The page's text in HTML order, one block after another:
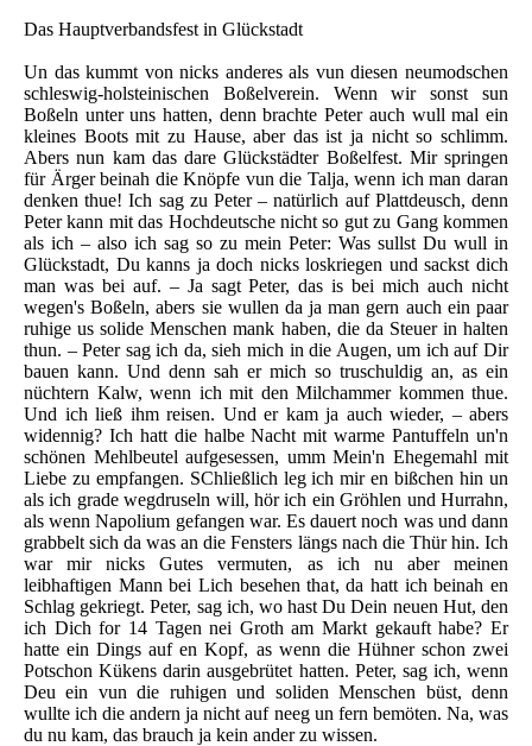
Das Hauptverbandsfest in Glückstadt
Un das kummt von nicks anderes als vun diesen neumodschen
schleswig-holsteinischen Boßelverein. Wenn wir sonst sun
Boßeln unter uns hatten, denn brachte Peter auch wull mal ein
kleines Boots mit zu Hause, aber das ist ja nicht so schlimm.
Abers nun kam das dare Glückstädter Boßelfest. Mir springen
für Ärger beinah die Knöpfe vun die Talja, wenn ich man daran
denken thue! Ich sag zu Peter – natürlich auf Plattdeusch, denn
Peter kann mit das Hochdeutsche nicht so gut zu Gang kommen
als ich – also ich sag so zu mein Peter: Was sullst Du wull in
Glückstadt, Du kanns ja doch nicks loskriegen und sackst dich
man was bei auf. – Ja sagt Peter, das is bei mich auch nicht
wegen's Boßeln, abers sie wullen da ja man gern auch ein paar
ruhige us solide Menschen mank haben, die da Steuer in halten
thun. – Peter sag ich da, sieh mich in die Augen, um ich auf Dir
bauen kann. Und denn sah er mich so truschuldig an, as ein
nüchtern Kalw, wenn ich mit den Milchammer kommen thue.
Und ich ließ ihm reisen. Und er kam ja auch wieder, – abers
widennig? Ich hatt die halbe Nacht mit warme Pantuffeln un'n
schönen Mehlbeutel aufgesessen, umm Mein'n Ehegemahl mit
Liebe zu empfangen. SChließlich leg ich mir en bißchen hin un
als ich grade wegdruseln will, hör ich ein Gröhlen und Hurrahn,
als wenn Napolium gefangen war. Es dauert noch was und dann
grabbelt sich da was an die Fensters längs nach die Thür hin. Ich
war mir nicks Gutes vermuten, as ich nu aber meinen
leibhaftigen Mann bei Lich besehen that, da hatt ich beinah en
Schlag gekriegt. Peter, sag ich, wo hast Du Dein neuen Hut, den
ich Dich for 14 Tagen nei Groth am Markt gekauft habe? Er
hatte ein Dings auf en Kopf, as wenn die Hühner schon zwei
Potschon Kükens darin ausgebrütet hatten. Peter, sag ich, wenn
Deu ein vun die ruhigen und soliden Menschen büst, denn
wullte ich die andern ja nicht auf neeg un fern bemöten. Na, was
du nu kam, das brauch ja kein ander zu wissen.